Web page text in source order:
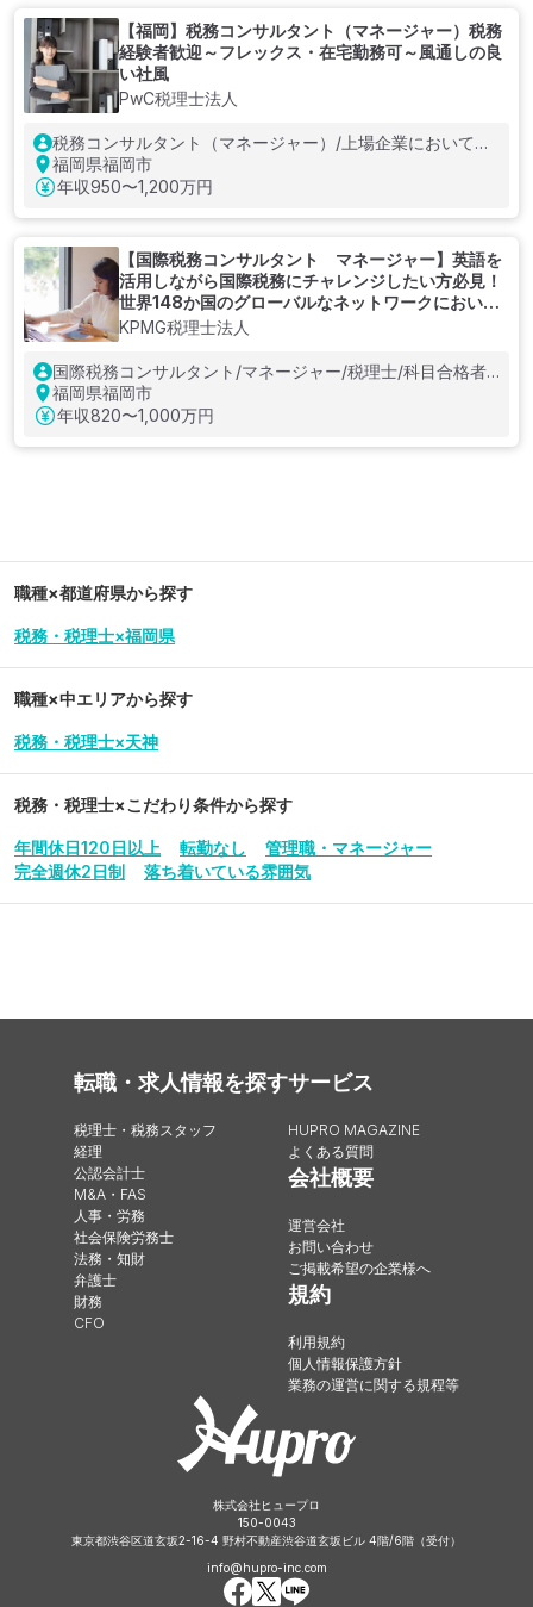
【福岡】税務コンサルタント（マネージャー）税務
経験者歓迎～フレックス・在宅勤務可～風通しの良
い社風
PwC税理士法人
税務コンサルタント（マネージャー）/上場企業において税
務のご経験が15年～20年以上ある方
福岡県福岡市
年収950〜1,200万円
【国際税務コンサルタント マネージャー】英語を
活用しながら国際税務にチャレンジしたい方必見！
世界148か国のグローバルなネットワークにおいて
監査、税務、アドバイザリーサービスを提供する税
KPMG税理士法人
国際税務コンサルタント/マネージャー/税理士/科目合格者/
公認会計士
福岡県福岡市
年収820〜1,000万円
職種×都道府県から探す
税務・税理士×福岡県
職種×中エリアから探す
税務・税理士×天神
税務・税理士×こだわり条件から探す
年間休日120日以上 転勤なし
管理職・マネージャー
完全週休2日制
落ち着いている雰囲気
転職・求人情報を探す
税理士・税務スタッフ
経理
公認会計士
M&A・FAS
人事・労務
社会保険労務士
法務・知財
弁護士
財務
CFO
サービス
HUPRO MAGAZINE
よくある質問
会社概要
運営会社
お問い合わせ
ご掲載希望の企業様へ
規約
利用規約
個人情報保護方針
業務の運営に関する規程等
株式会社ヒュープロ
150-0043
東京都渋谷区道玄坂2-16-4 野村不動産渋谷道玄坂ビル 4階/6階（受付）
info@hupro-inc.com